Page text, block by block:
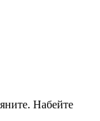
Набейте